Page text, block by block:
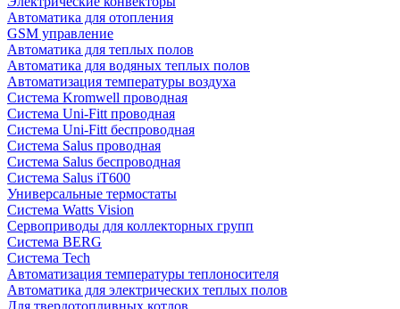
Автоматика для отопления
GSM управление
Автоматика для теплых полов
Автоматика для водяных теплых полов
Автоматизация температуры воздуха
Система Kromwell проводная
Система Uni-Fitt проводная
Система Uni-Fitt беспроводная
Система Salus проводная
Система Salus беспроводная
Система Salus iT600
Универсальные термостаты
Система Watts Vision
Сервоприводы для коллекторных групп
Система BERG
Система Tech
Автоматизация температуры теплоносителя
Автоматика для электрических теплых полов
Для твердотопливных котлов